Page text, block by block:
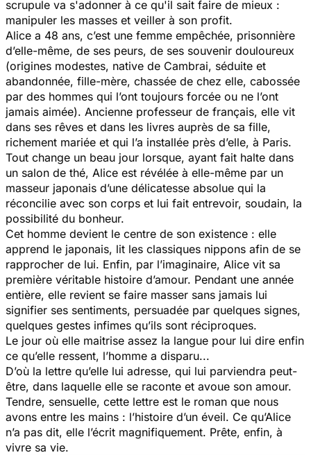
scrupule va s'adonner à ce qu'il sait faire de mieux :
manipuler les masses et veiller à son profit.
Alice a 48 ans, c’est une femme empêchée, prisonnière
d’elle-même, de ses peurs, de ses souvenir douloureux
(origines modestes, native de Cambrai, séduite et
abandonnée, fille-mère, chassée de chez elle, cabossée
par des hommes qui l’ont toujours forcée ou ne l’ont
jamais aimée). Ancienne professeur de français, elle vit
dans ses rêves et dans les livres auprès de sa fille,
richement mariée et qui l’a installée près d’elle, à Paris.
Tout change un beau jour lorsque, ayant fait halte dans
un salon de thé, Alice est révélée à elle-même par un
masseur japonais d’une délicatesse absolue qui la
réconcilie avec son corps et lui fait entrevoir, soudain, la
possibilité du bonheur.
Cet homme devient le centre de son existence : elle
apprend le japonais, lit les classiques nippons afin de se
rapprocher de lui. Enfin, par l’imaginaire, Alice vit sa
première véritable histoire d’amour. Pendant une année
entière, elle revient se faire masser sans jamais lui
signifier ses sentiments, persuadée par quelques signes,
quelques gestes infimes qu’ils sont réciproques.
Le jour où elle maitrise assez la langue pour lui dire enfin
ce qu’elle ressent, l’homme a disparu...
D’où la lettre qu’elle lui adresse, qui lui parviendra peut-
être, dans laquelle elle se raconte et avoue son amour.
Tendre, sensuelle, cette lettre est le roman que nous
avons entre les mains : l’histoire d’un éveil. Ce qu’Alice
n’a pas dit, elle l’écrit magnifiquement. Prête, enfin, à
vivre sa vie.